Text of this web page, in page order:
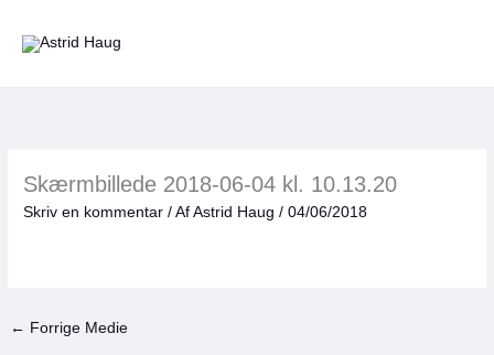
Skærmbillede 2018-06-04 kl. 10.13.20
Skriv en kommentar / AfAstrid Haug/04/06/2018
← Forrige Medie